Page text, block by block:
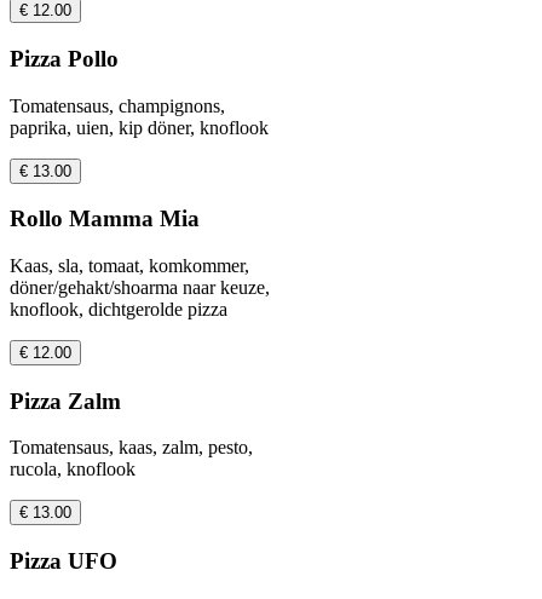
€ 12.00
Pizza Pollo
Tomatensaus, champignons,
paprika, uien, kip döner, knoflook
€ 13.00
Rollo Mamma Mia
Kaas, sla, tomaat, komkommer,
döner/gehakt/shoarma naar keuze,
knoflook, dichtgerolde pizza
€ 12.00
Pizza Zalm
Tomatensaus, kaas, zalm, pesto,
rucola, knoflook
€ 13.00
Pizza UFO